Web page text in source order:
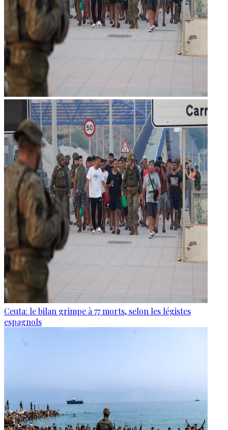
Ceuta: le bilan grimpe à 77 morts, selon les légistes
espagnols